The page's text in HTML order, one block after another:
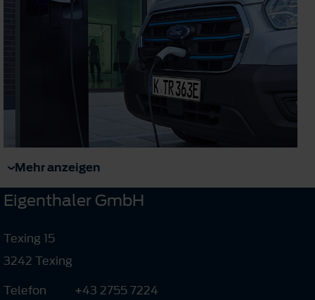
Mehr anzeigen
Eigenthaler GmbH
Texing 15
3242 Texing
Telefon
+43 2755 7224